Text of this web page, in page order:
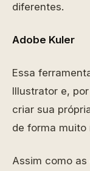
diferentes.
Adobe Kuler
Essa
Illustrator e,
criar sua
de forma muito
Assim como